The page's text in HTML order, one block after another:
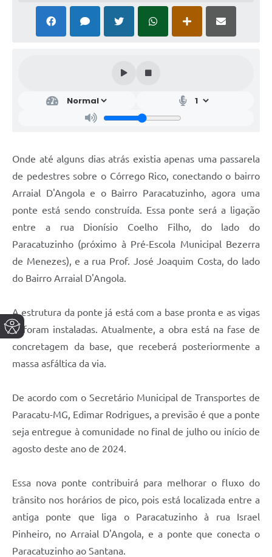
Onde até alguns dias atrás existia apenas uma passarela
de pedestres sobre o Córrego Rico, conectando o bairro
Arraial D'Angola e o Bairro Paracatuzinho, agora uma
ponte está sendo construída. Essa ponte será a ligação
entre a rua Dionísio Coelho Filho, do lado do
Paracatuzinho (próximo à Pré-Escola Municipal Bezerra
de Menezes), e a rua Prof. José Joaquim Costa, do lado
do Bairro Arraial D'Angola.
A estrutura da ponte já está com a base pronta e as vigas
já foram instaladas. Atualmente, a obra está na fase de
concretagem da base, que receberá posteriormente a
massa asfáltica da via.
De acordo com o Secretário Municipal de Transportes de
Paracatu-MG, Edimar Rodrigues, a previsão é que a ponte
seja entregue à comunidade no final de julho ou início de
agosto deste ano de 2024.
Essa nova ponte contribuirá para melhorar o fluxo do
trânsito nos horários de pico, pois está localizada entre a
antiga ponte que liga o Paracatuzinho à rua Israel
Pinheiro, no Arraial D'Angola, e a ponte que conecta o
Paracatuzinho ao Santana.